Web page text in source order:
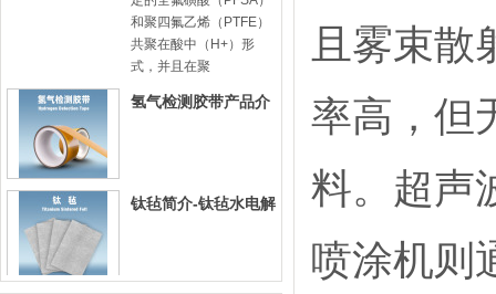
和聚四氟乙烯（PTFE）
共聚在酸中（H+）形
式，并且在聚
氢气检测胶带产品介
钛毡简介-钛毡水电解
且雾束
率高，但
料。超声
喷涂机则